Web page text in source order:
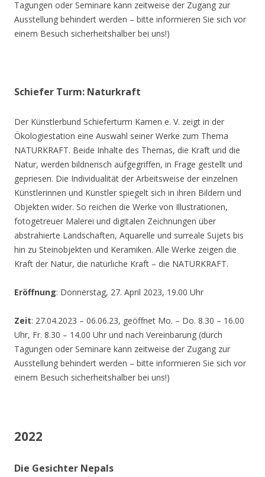
Tagungen oder Seminare kann zeitweise der Zugang zur
Ausstellung behindert werden – bitte informieren Sie sich vor
einem Besuch sicherheitshalber bei uns!)
Schiefer Turm: Naturkraft
Der Künstlerbund Schieferturm Kamen e. V. zeigt in der
Ökologiestation eine Auswahl seiner Werke zum Thema
NATURKRAFT. Beide Inhalte des Themas, die Kraft und die
Natur, werden bildnerisch aufgegriffen, in Frage gestellt und
gepriesen. Die Individualität der Arbeitsweise der einzelnen
Künstlerinnen und Künstler spiegelt sich in ihren Bildern und
Objekten wider. So reichen die Werke von Illustrationen,
fotogetreuer Malerei und digitalen Zeichnungen über
abstrahierte Landschaften, Aquarelle und surreale Sujets bis
hin zu Steinobjekten und Keramiken. Alle Werke zeigen die
Kraft der Natur, die natürliche Kraft – die NATURKRAFT.
Eröffnung: Donnerstag, 27. April 2023, 19.00 Uhr
Zeit: 27.04.2023 – 06.06.23, geöffnet Mo. – Do. 8.30 – 16.00
Uhr, Fr. 8.30 – 14.00 Uhr und nach Vereinbarung (durch
Tagungen oder Seminare kann zeitweise der Zugang zur
Ausstellung behindert werden – bitte informieren Sie sich vor
einem Besuch sicherheitshalber bei uns!)
2022
Die Gesichter Nepals